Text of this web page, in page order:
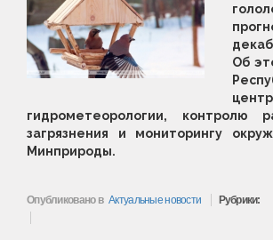
Об
гидрометеорологии, контролю
загрязнения и мониторингу
Минприроды.
Опубликовано в Актуальные новости Рубрики: